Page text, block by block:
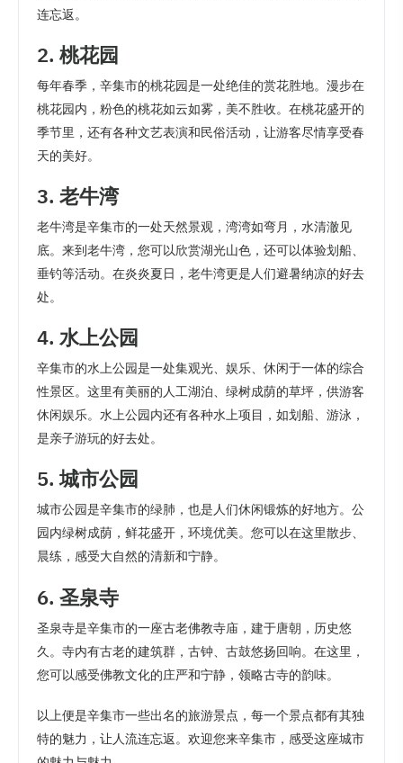
连忘返。
2. 桃花园
每年春季，辛集市的桃花园是一处绝佳的赏花胜地。漫步在
桃花园内，粉色的桃花如云如雾，美不胜收。在桃花盛开的
季节里，还有各种文艺表演和民俗活动，让游客尽情享受春
天的美好。
3. 老牛湾
老牛湾是辛集市的一处天然景观，湾湾如弯月，水清澈见
底。来到老牛湾，您可以欣赏湖光山色，还可以体验划船、
垂钓等活动。在炎炎夏日，老牛湾更是人们避暑纳凉的好去
处。
4. 水上公园
辛集市的水上公园是一处集观光、娱乐、休闲于一体的综合
性景区。这里有美丽的人工湖泊、绿树成荫的草坪，供游客
休闲娱乐。水上公园内还有各种水上项目，如划船、游泳，
是亲子游玩的好去处。
5. 城市公园
城市公园是辛集市的绿肺，也是人们休闲锻炼的好地方。公
园内绿树成荫，鲜花盛开，环境优美。您可以在这里散步、
晨练，感受大自然的清新和宁静。
6. 圣泉寺
圣泉寺是辛集市的一座古老佛教寺庙，建于唐朝，历史悠
久。寺内有古老的建筑群，古钟、古鼓悠扬回响。在这里，
您可以感受佛教文化的庄严和宁静，领略古寺的韵味。
以上便是辛集市一些出名的旅游景点，每一个景点都有其独
特的魅力，让人流连忘返。欢迎您来辛集市，感受这座城市